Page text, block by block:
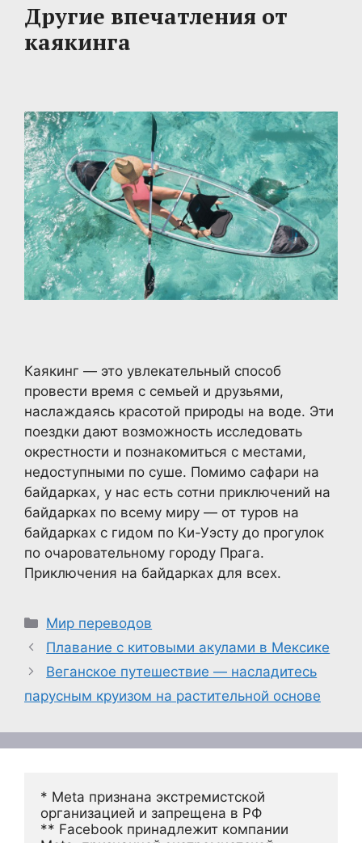
Другие впечатления от
каякинга
Каякинг — это увлекательный способ
провести время с семьей и друзьями,
наслаждаясь красотой природы на воде. Эти
поездки дают возможность исследовать
окрестности и познакомиться с местами,
недоступными по суше. Помимо сафари на
байдарках, у нас есть сотни приключений на
байдарках по всему миру — от туров на
байдарках с гидом по Ки-Уэсту до прогулок
по очаровательному городу Прага.
Приключения на байдарках для всех.
Рубрики
Мир переводов
Плавание с китовыми акулами в Мексике
Веганское путешествие — насладитесь
парусным круизом на растительной основе
* Meta признана экстремистской
организацией и запрещена в РФ
** Facebook принадлежит компании